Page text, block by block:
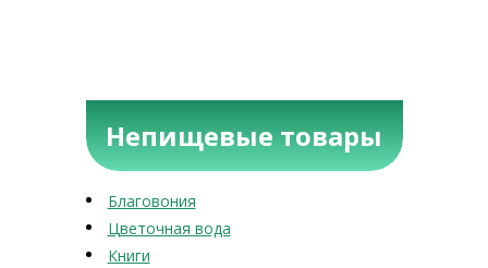
Непищевые товары
Благовония
Цветочная вода
Книги